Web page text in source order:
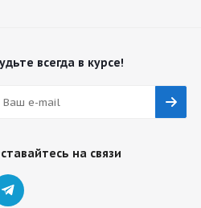
всегда в курсе!
на связи